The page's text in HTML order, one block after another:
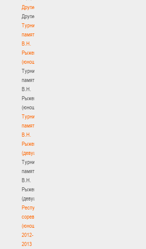
Другие
Другие
Турнир
памяти
В.Н.
Рыженкова
(юноши)
Турнир
памяти
В.Н.
Рыженкова
(юноши)
Турнир
памяти
В.Н.
Рыженкова
(девушки)
Турнир
памяти
В.Н.
Рыженкова
(девушки)
Республиканские
соревнования
(юноши)
2012-
2013